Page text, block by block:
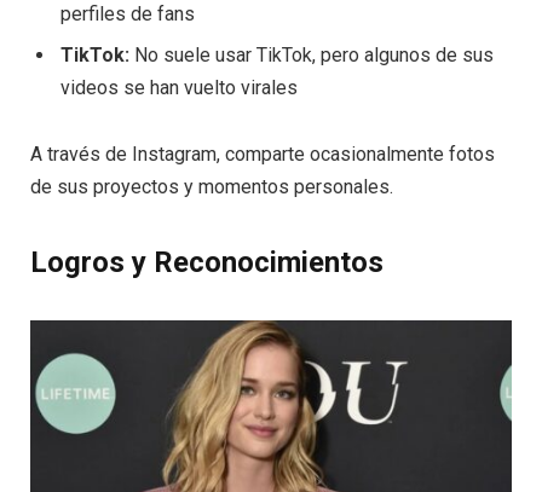
perfiles de fans
TikTok: No suele usar TikTok, pero algunos de sus
videos se han vuelto virales
A través de Instagram, comparte ocasionalmente fotos
de sus proyectos y momentos personales.
Logros y Reconocimientos